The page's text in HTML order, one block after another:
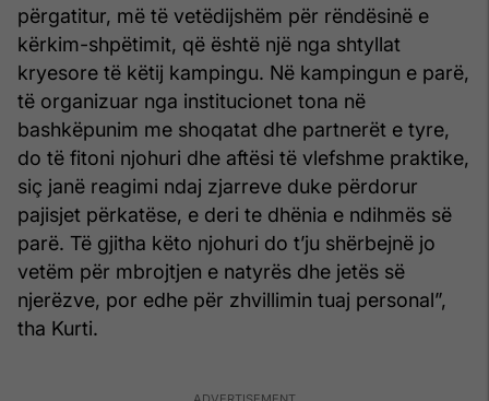
përgatitur, më të vetëdijshëm për rëndësinë e
kërkim-shpëtimit, që është një nga shtyllat
kryesore të këtij kampingu. Në kampingun e parë,
të organizuar nga institucionet tona në
bashkëpunim me shoqatat dhe partnerët e tyre,
do të fitoni njohuri dhe aftësi të vlefshme praktike,
siç janë reagimi ndaj zjarreve duke përdorur
pajisjet përkatëse, e deri te dhënia e ndihmës së
parë. Të gjitha këto njohuri do t’ju shërbejnë jo
vetëm për mbrojtjen e natyrës dhe jetës së
njerëzve, por edhe për zhvillimin tuaj personal”,
tha Kurti.